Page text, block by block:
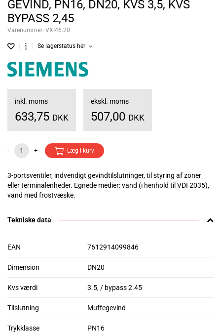
GEVIND, PN16, DN20, KVS 3,5, KVS
BYPASS 2,45
Varenummer: VXI46.20
Se lagerstatus her
inkl. moms
633,75 DKK
ekskl. moms
507,00 DKK
- + Læg i kurv
3-portsventiler, indvendigt gevindtilslutninger, til styring af zoner
eller terminalenheder. Egnede medier: vand (i henhold til VDI 2035),
vand med frostvæske.
Tekniske data
EAN 7612914099846
Dimension DN20
Kvs værdi 3.5, / bypass 2.45
Tilslutning Muffegevind
Trykklasse PN16